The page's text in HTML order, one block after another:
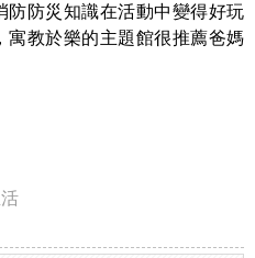
防防災知識在活動中變得好玩
寓教於樂的主題館很推薦爸媽